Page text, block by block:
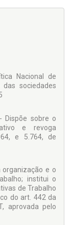
cooperativa;
curso de pós-
Superior
Nacional de
sociedades
- Dispõe sobre o
e revoga
e 5.764, de
organização e o
institui o
de Trabalho
do art. 442 da
aprovada pelo